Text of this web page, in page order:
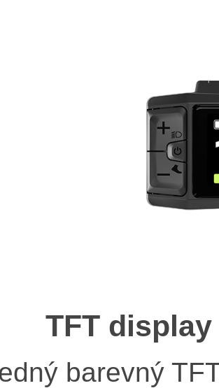
TFT display
barevný